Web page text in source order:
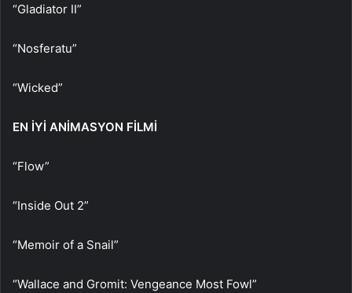
“Gladiator II”
“Nosferatu”
“Wicked”
EN İYİ ANİMASYON FİLMİ
“Flow”
“Inside Out 2”
“Memoir of a Snail”
“Wallace and Gromit: Vengeance Most Fowl”